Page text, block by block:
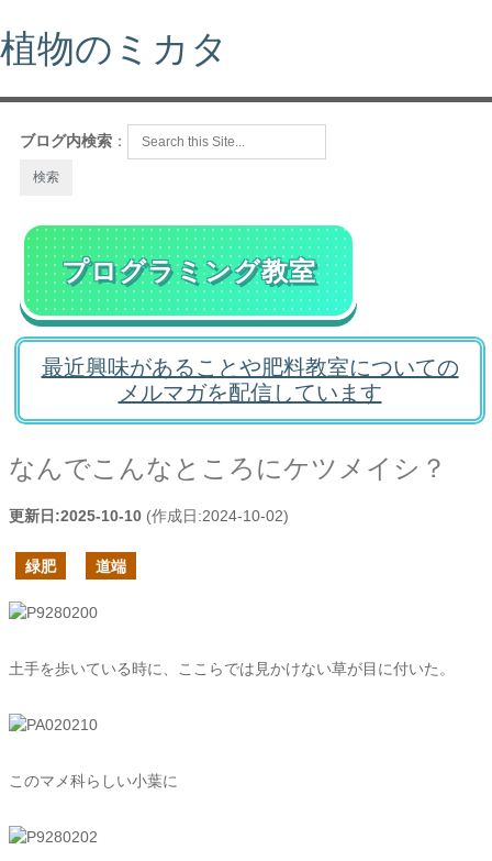
植物のミカタ
ブログ内検索 ：
プログラミング教室
最近興味があることや肥料教室についての
メルマガを配信しています
なんでこんなところにケツメイシ？
更新日:2025-10-10 (作成日:2024-10-02)
緑肥 道端
土手を歩いている時に、ここらでは見かけない草が目に付いた。
このマメ科らしい小葉に